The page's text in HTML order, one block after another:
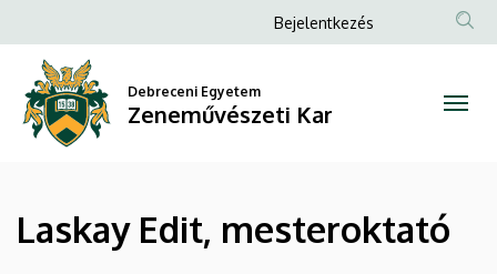
Edit,
mesteroktató
Zeneművészeti
Kar
a
tartalomra
Anonim
menüje
Bejelentkezés
Debreceni Egyetem
Zeneművészeti Kar
Laskay Edit, mesteroktató